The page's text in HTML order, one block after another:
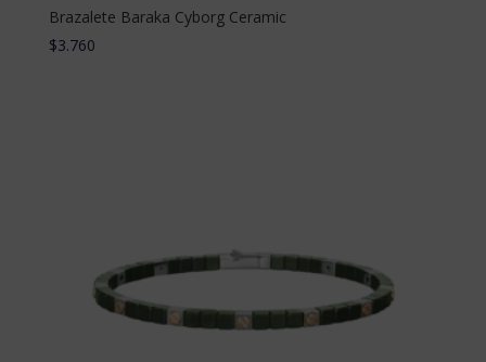
Brazalete Baraka Cyborg Ceramic
$3.760